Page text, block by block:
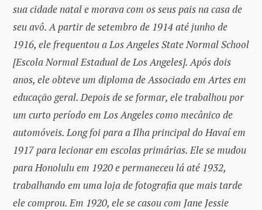
sua cidade natal e morava com os seus pais na casa de
seu avô. A partir de setembro de 1914 até junho de
1916, ele frequentou a Los Angeles State Normal School
[Escola Normal Estadual de Los Angeles]. Após dois
anos, ele obteve um diploma de Associado em Artes em
educação geral. Depois de se formar, ele trabalhou por
um curto período em Los Angeles como mecânico de
automóveis. Long foi para a Ilha principal do Havaí em
1917 para lecionar em escolas primárias. Ele se mudou
para Honolulu em 1920 e permaneceu lá até 1932,
trabalhando em uma loja de fotografia que mais tarde
ele comprou. Em 1920, ele se casou com Jane Jessie